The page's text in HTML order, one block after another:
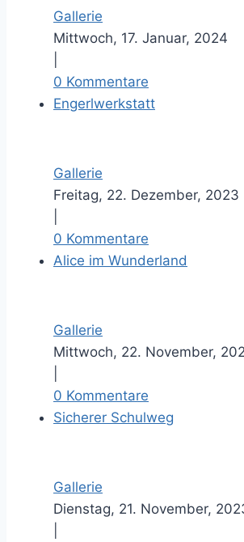
e
s
B
i
l
Gallerie
Mittwoch, 17. Januar, 2024
0 Kommentare
Engerlwerkstatt
Gallerie
Freitag, 22. Dezember, 2023
0 Kommentare
Alice im Wunderland
Gallerie
Mittwoch, 22. November,
0 Kommentare
Sicherer Schulweg
Gallerie
Dienstag, 21. November,